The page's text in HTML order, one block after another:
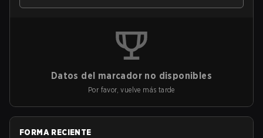
Datos del marcador no disponibles
Por favor, vuelve más tarde
FORMA RECIENTE